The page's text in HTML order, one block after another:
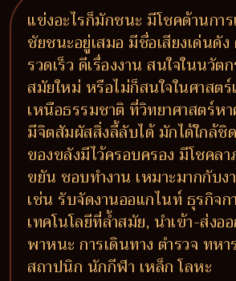
แข่งอะไรก็มักชนะ มีโชคด้านกา
ชัยชนะอยู่เสมอ มีชื่อเสียงเด่นดัง
รวดเร็ว ดีเรื่องงาน สนใจในนวัต
สมัยใหม่ หรือไม่ก็สนใจในศาสตร์
เหนือธรรมชาติ ที่วิทยาศาสตร์หา
มีจิตสัมผัสสิ่งลี้ลับได้ มักได้ใกล้ชิ
ของขลังมีไว้ครอบครอง มีโชคล
ขยัน ชอบทำงาน เหมาะมากกับ
เช่น รับจัดงานออแกไนท์ ธุรกิจก
เทคโนโลยีที่ล้ำสมัย, นำเข้า-ส่งอ
พาหนะ การเดินทาง ตำรวจ ทหา
สถาปนิก นักกีฬา เหล็ก โลหะ